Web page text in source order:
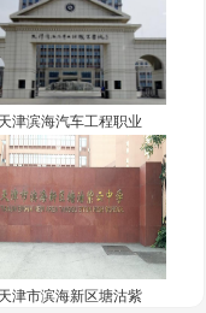
天津滨海汽车工程职业
天津市滨海新区塘沽紫